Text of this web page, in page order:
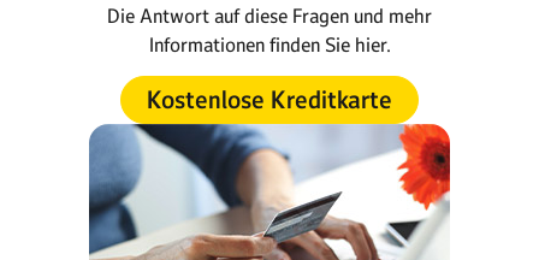
Die Antwort auf diese Fragen und mehr
Informationen finden Sie hier.
Kostenlose Kreditkarte